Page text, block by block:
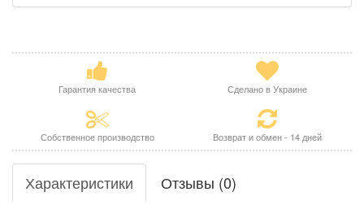
Гарантия качества Сделано в Украине
Собственное производство Возврат и обмен - 14 дней
Характеристики Отзывы (0)